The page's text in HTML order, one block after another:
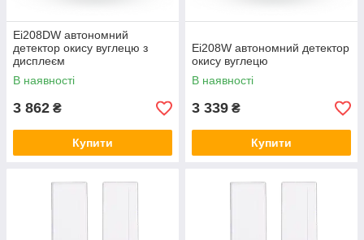
Ei208DW автономний
детектор окису вуглецю з
дисплеєм
В наявності
3 862 ₴
Купити
Ei208W автономний детектор
окису вуглецю
В наявності
3 339 ₴
Купити